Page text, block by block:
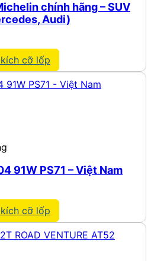
chính hãng – SUV
Audi)
cỡ lốp
91W PS71 – Việt Nam
cỡ lốp